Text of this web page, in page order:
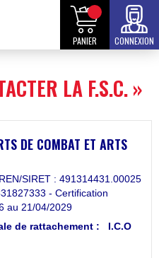
PANIER CONNEXION
LA F.S.C. »
DE COMBAT ET ARTS
SIRET : 491314431.00025
- Certification
au 21/04/2029
de rattachement :
I.C.O